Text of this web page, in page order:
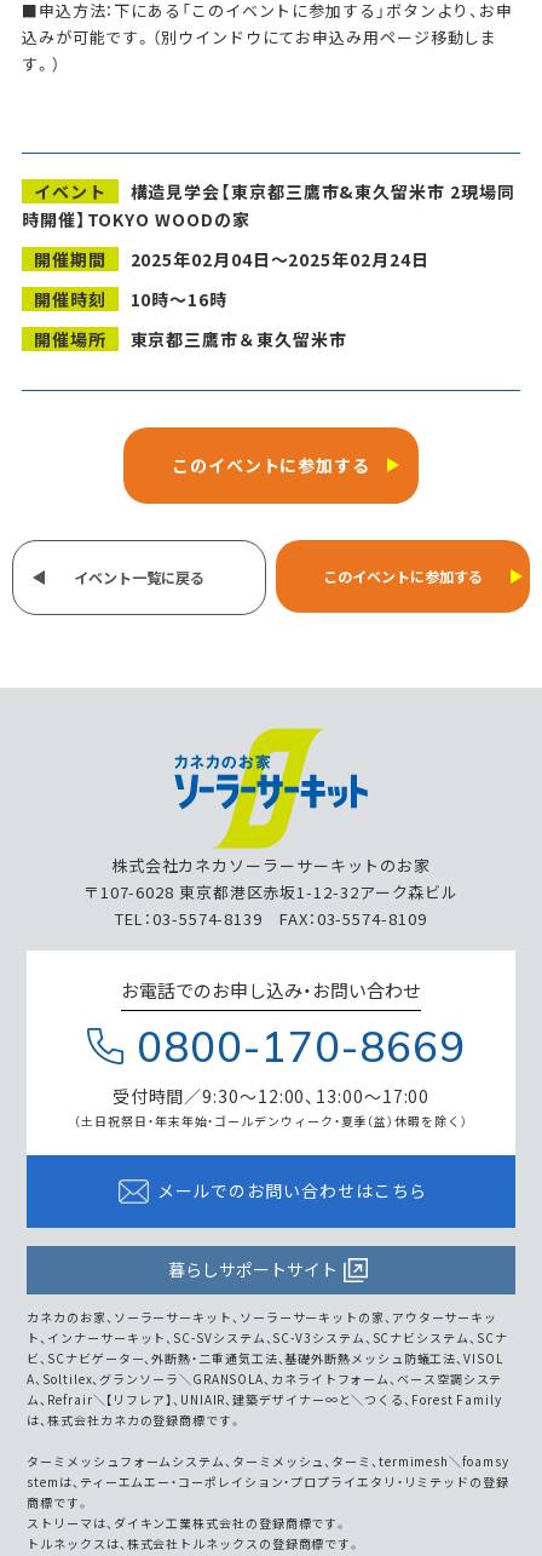
■申込方法：下にある「このイベントに参加する」ボタンより、お申
込みが可能です。（別ウインドウにてお申込み用ページ移動しま
す。）
イベント
構造見学会【東京都三鷹市&東久留米市 2現場同
時開催】TOKYO WOODの家
開催期間
2025年02月04日～2025年02月24日
開催時刻
10時～16時
開催場所
東京都三鷹市＆東久留米市
このイベントに参加する
イベント一覧に戻る このイベントに参加する
株式会社カネカソーラーサーキットのお家
〒107-6028 東京都港区赤坂1-12-32アーク森ビル
TEL：03-5574-8139 FAX：03-5574-8109
お電話でのお申し込み・お問い合わせ
0800-170-8669
受付時間／9:30～12:00、13:00～17:00
（土日祝祭日・年末年始・ゴールデンウィーク・夏季（盆）休暇を除く）
メールでのお問い合わせはこちら
暮らしサポートサイト
カネカのお家、ソーラーサーキット、ソーラーサーキットの家、アウターサーキッ
ト、インナーサーキット、SC-SVシステム、SC-V3システム、SCナビシステム、SCナ
ビ、SCナビゲーター、外断熱・二重通気工法、基礎外断熱メッシュ防蟻工法、VISOL
A、Soltilex、グランソーラ＼GRANSOLA、カネライトフォーム、ベース空調システ
ム、Refrair＼【リフレア】、UNIAIR、建築デザイナー∞と＼つくる、Forest Family
は、株式会社カネカの登録商標です。
ターミメッシュフォームシステム、ターミメッシュ、ターミ、termimesh＼foamsy
stemは、ティーエムエー・コーポレイション・プロプライエタリ・リミテッドの登録
商標です。
ストリーマは、ダイキン工業株式会社の登録商標です。
トルネックスは、株式会社トルネックスの登録商標です。